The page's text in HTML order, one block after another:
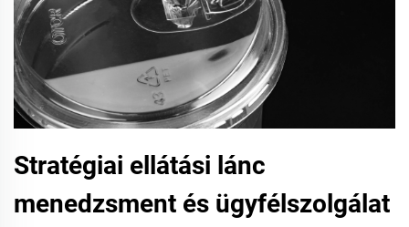
Stratégiai ellátási lánc
menedzsment és ügyfélszolgálat